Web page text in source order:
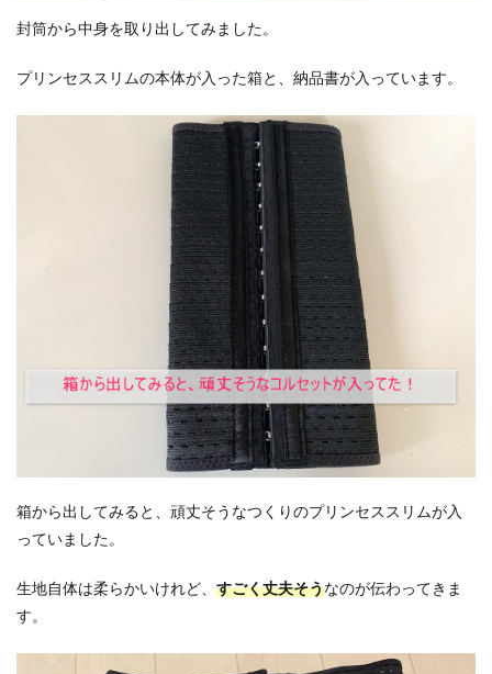
封筒から中身を取り出してみました。
プリンセススリムの本体が入った箱と、納品書が入っています。
箱から出してみると、頑丈そうなつくりのプリンセススリムが入
っていました。
生地自体は柔らかいけれど、 すごく丈夫そうなのが伝わってきま
す。